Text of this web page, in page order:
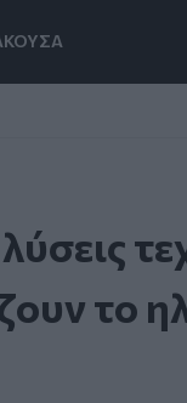
το